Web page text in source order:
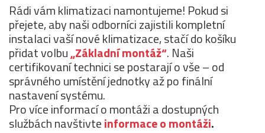
Rádi vám klimatizaci namontujeme! Pokud si
přejete, aby naši odborníci zajistili kompletní
instalaci vaší nové klimatizace, stačí do košíku
přidat volbu„Základní montáž“. Naši
certifikovaní technici se postarají o vše – od
správného umístění jednotky až po finální
nastavení systému.
Pro více informací o montáži a dostupných
službách navštivteinformace o montáži.